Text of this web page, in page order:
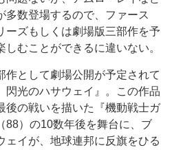
多数登場するので、ファース
ーズもしくは劇場版三部作を予
むことができるに違いない。
として劇場公開が予定されて
光のハサウェイ』。この作品
後の戦いを描いた『機動戦士ガ
）の10数年後を舞台に、ブ
ェイが、地球連邦に反旗をひる